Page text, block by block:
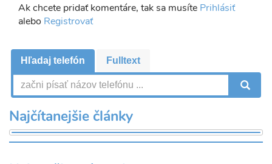
Ak chcete pridať komentáre, tak sa musíte Prihlásiť
alebo Registrovať
Hľadaj telefón Fulltext
Najčítanejšie články